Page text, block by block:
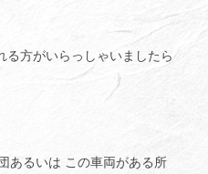
る方がいらっしゃいましたら
あるいは この車両がある所